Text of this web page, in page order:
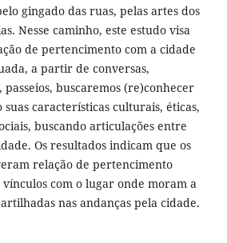
gingado das ruas, pelas artes dos
Nesse caminho, este estudo visa
de pertencimento com a cidade
a partir de conversas,
buscaremos (re)conhecer
características culturais, éticas,
buscando articulações entre
Os resultados indicam que os
relação de pertencimento
com o lugar onde moram a
nas andanças pela cidade.